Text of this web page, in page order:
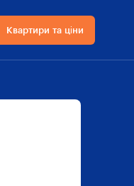
Квартири та ціни